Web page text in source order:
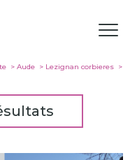
Aude
Lezignan corbieres